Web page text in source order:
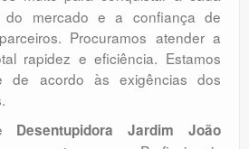
do mercado e a confiança de
Procuramos atender a
rapidez e eficiência. Estamos
de acordo às exigências dos
Desentupidora Jardim João